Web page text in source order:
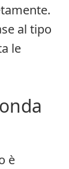
al tipo
le
è